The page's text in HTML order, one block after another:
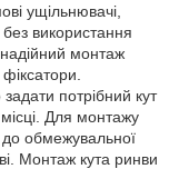
ущільнювачі,
використання
монтаж
потрібний кут
Для монтажу
до обмежувальної
Монтаж кута ринви